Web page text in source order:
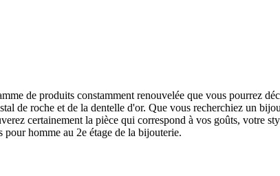
de produits constamment renouvelée que vous pourrez
de roche et de la dentelle d'or. Que vous recherchiez un
certainement la pièce qui correspond à vos goûts, votre
homme au 2e étage de la bijouterie.